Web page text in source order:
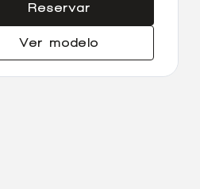
Reservar
Ver modelo